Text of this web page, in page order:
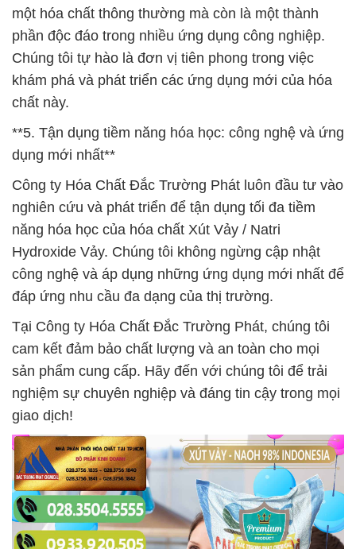
một hóa chất thông thường mà còn là một thành
phần độc đáo trong nhiều ứng dụng công nghiệp.
Chúng tôi tự hào là đơn vị tiên phong trong việc
khám phá và phát triển các ứng dụng mới của hóa
chất này.
**5. Tận dụng tiềm năng hóa học: công nghệ và ứng
dụng mới nhất**
Công ty Hóa Chất Đắc Trường Phát luôn đầu tư vào
nghiên cứu và phát triển để tận dụng tối đa tiềm
năng hóa học của hóa chất Xút Vảy / Natri
Hydroxide Vảy. Chúng tôi không ngừng cập nhật
công nghệ và áp dụng những ứng dụng mới nhất để
đáp ứng nhu cầu đa dạng của thị trường.
Tại Công ty Hóa Chất Đắc Trường Phát, chúng tôi
cam kết đảm bảo chất lượng và an toàn cho mọi
sản phẩm cung cấp. Hãy đến với chúng tôi để trải
nghiệm sự chuyên nghiệp và đáng tin cậy trong mọi
giao dịch!